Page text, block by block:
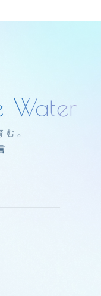
Water
。